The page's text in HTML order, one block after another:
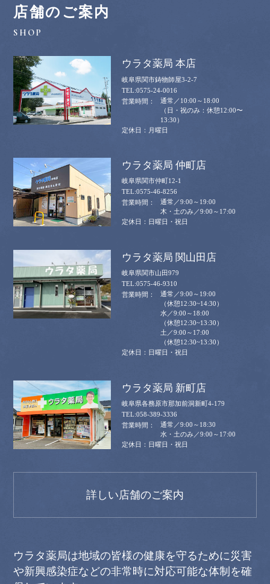
店舗のご案内
ウラタ薬局 本店
岐阜県関市鋳物師屋3-2-7
0575-24-0016
通常／10:00～18:00
（日・祝のみ：休憩12:00〜
13:30）
月曜日
ウラタ薬局 仲町店
岐阜県関市仲町12-1
0575-46-8256
通常／9:00～19:00
木・土のみ／9:00～17:00
日曜日・祝日
ウラタ薬局 関山田店
岐阜県関市山田979
0575-46-9310
通常／9:00～19:00
（休憩12:30~14:30）
水／9:00～18:00
（休憩12:30~13:30）
土／9:00～17:00
（休憩12:30~13:30）
日曜日・祝日
ウラタ薬局 新町店
岐阜県各務原市那加前洞新町4-179
058-389-3336
通常／9:00～18:30
水・土のみ／9:00～17:00
日曜日・祝日
詳しい店舗のご案内
ウラタ薬局は地域の皆様の健康を守るために災害
や新興感染症などの非常時に対応可能な体制を確